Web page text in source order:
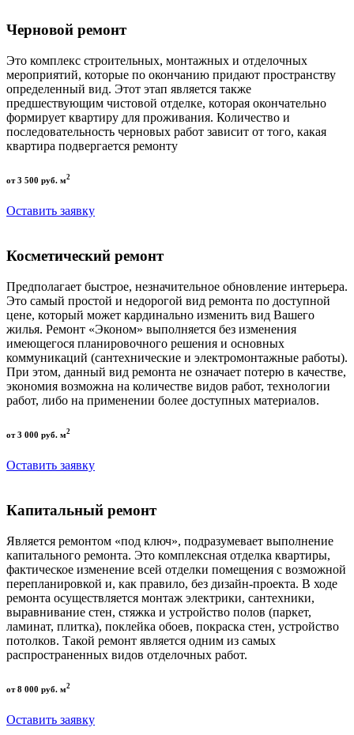
Черновой ремонт
Это комплекс строительных, монтажных и отделочных
мероприятий, которые по окончанию придают пространству
определенный вид. Этот этап является также
предшествующим чистовой отделке, которая окончательно
формирует квартиру для проживания. Количество и
последовательность черновых работ зависит от того, какая
квартира подвергается ремонту
от 3 500 руб. м2
Оставить заявку
Косметический ремонт
Предполагает быстрое, незначительное обновление интерьера.
Это самый простой и недорогой вид ремонта по доступной
цене, который может кардинально изменить вид Вашего
жилья. Ремонт «Эконом» выполняется без изменения
имеющегося планировочного решения и основных
коммуникаций (сантехнические и электромонтажные работы).
При этом, данный вид ремонта не означает потерю в качестве,
экономия возможна на количестве видов работ, технологии
работ, либо на применении более доступных материалов.
от 3 000 руб. м2
Оставить заявку
Капитальный ремонт
Является ремонтом «под ключ», подразумевает выполнение
капитального ремонта. Это комплексная отделка квартиры,
фактическое изменение всей отделки помещения с возможной
перепланировкой и, как правило, без дизайн-проекта. В ходе
ремонта осуществляется монтаж электрики, сантехники,
выравнивание стен, стяжка и устройство полов (паркет,
ламинат, плитка), поклейка обоев, покраска стен, устройство
потолков. Такой ремонт является одним из самых
распространенных видов отделочных работ.
от 8 000 руб. м2
Оставить заявку